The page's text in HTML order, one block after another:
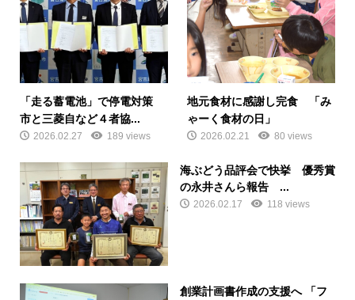
「走る蓄電池」で停電対策
市と三菱自など４者協...
2026.02.27 189 views
地元食材に感謝し完食 「み
ゃーく食材の日」
2026.02.21 80 views
海ぶどう品評会で快挙 優秀賞
の永井さんら報告 ...
2026.02.17 118 views
創業計画書作成の支援へ 「フ